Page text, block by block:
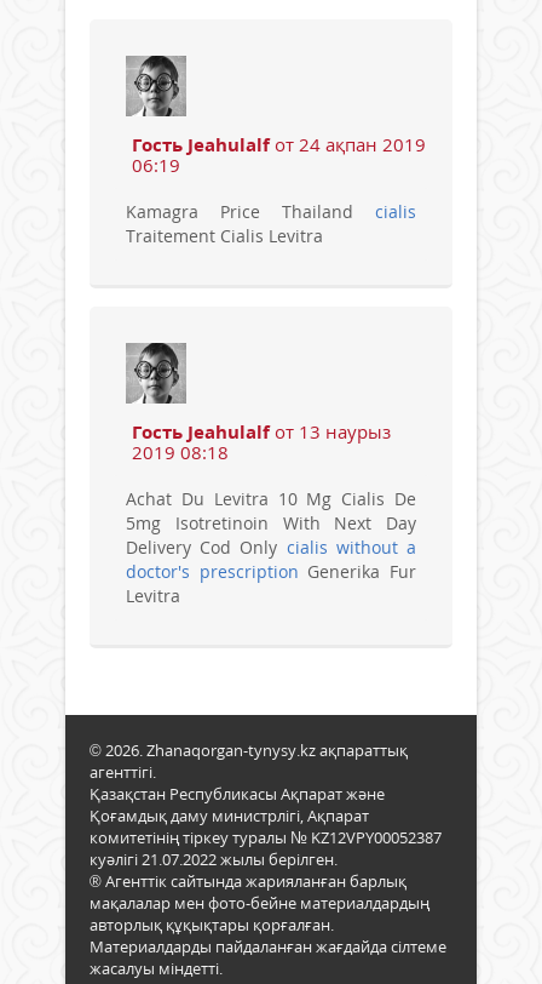
Гость Jeahulalfот 24 ақпан 2019
06:19
Kamagra Price Thailand cialis
Traitement Cialis Levitra
Гость Jeahulalfот 13 наурыз
2019 08:18
Achat Du Levitra 10 Mg Cialis De
5mg Isotretinoin With Next Day
Delivery Cod Only cialis without a
doctor's prescription Generika Fur
Levitra
© 2026. Zhanaqorgan-tynysy.kz ақпараттық
агенттігі.
Қазақстан Республикасы Ақпарат және
Қоғамдық даму министрлігі, Ақпарат
комитетінің тіркеу туралы № KZ12VPY00052387
куәлігі 21.07.2022 жылы берілген.
® Агенттік сайтында жарияланған барлық
мақалалар мен фото-бейне материалдардың
авторлық құқықтары қорғалған.
Материалдарды пайдаланған жағдайда сілтеме
жасалуы міндетті.